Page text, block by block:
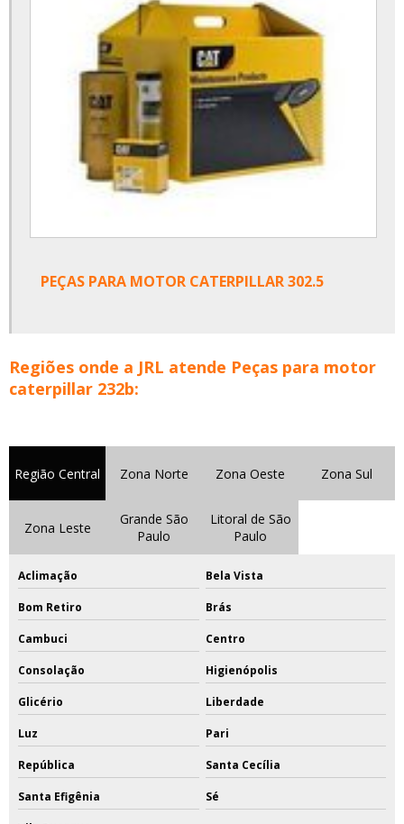
PEÇAS PARA MOTOR CATERPILLAR 302.5
Regiões onde a JRL atende Peças para motor
caterpillar 232b:
Região Central Zona Norte Zona Oeste Zona Sul
Zona Leste
Grande São
Paulo
Litoral de São
Paulo
Aclimação Bela Vista
Bom Retiro Brás
Cambuci Centro
Consolação Higienópolis
Glicério Liberdade
Luz Pari
República Santa Cecília
Santa Efigênia Sé